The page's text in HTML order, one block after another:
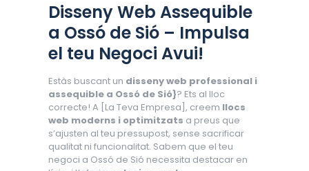
Disseny Web Assequible
a Ossó de Sió – Impulsa
el teu Negoci Avui!
Estàs buscant un disseny web professional i
assequible a Ossó de Sió}? Ets al lloc
correcte! A [La Teva Empresa], creem llocs
web moderns i optimitzats a preus que
s’ajusten al teu pressupost, sense sacrificar
qualitat ni funcionalitat. Sabem que el teu
negoci a Ossó de Sió necessita destacar en